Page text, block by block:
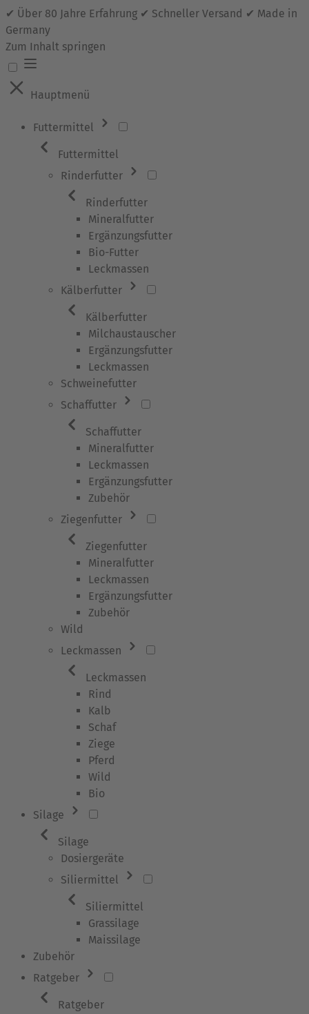
✔ Über 80 Jahre Erfahrung ✔ Schneller Versand ✔ Made in
Germany
Zum Inhalt springen
Hauptmenü
Futtermittel
Futtermittel
Rinderfutter
Rinderfutter
Mineralfutter
Ergänzungsfutter
Bio-Futter
Leckmassen
Kälberfutter
Kälberfutter
Milchaustauscher
Ergänzungsfutter
Leckmassen
Schweinefutter
Schaffutter
Schaffutter
Mineralfutter
Leckmassen
Ergänzungsfutter
Zubehör
Ziegenfutter
Ziegenfutter
Mineralfutter
Leckmassen
Ergänzungsfutter
Zubehör
Wild
Leckmassen
Leckmassen
Rind
Kalb
Schaf
Ziege
Pferd
Wild
Bio
Silage
Silage
Dosiergeräte
Siliermittel
Siliermittel
Grassilage
Maissilage
Zubehör
Ratgeber
Ratgeber